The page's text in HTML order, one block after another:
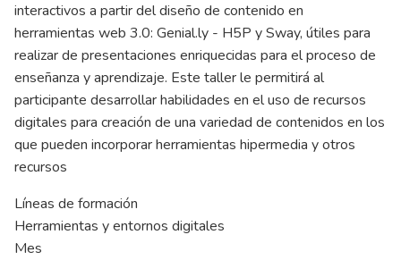
interactivos a partir del diseño de contenido en
herramientas web 3.0: Genial.ly - H5P y Sway, útiles para
realizar de presentaciones enriquecidas para el proceso de
enseñanza y aprendizaje. Este taller le permitirá al
participante desarrollar habilidades en el uso de recursos
digitales para creación de una variedad de contenidos en los
que pueden incorporar herramientas hipermedia y otros
recursos
Líneas de formación
Herramientas y entornos digitales
Mes